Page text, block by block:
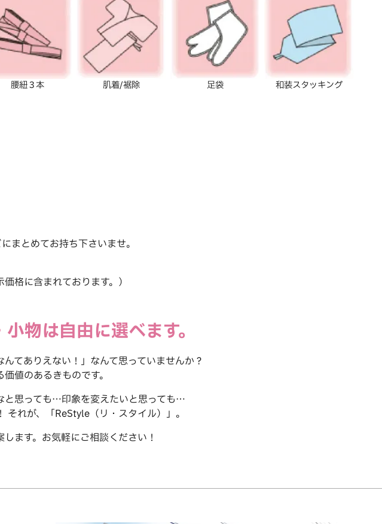
腰紐３本 肌着/裾除 足袋 和装スタッキング
まとめてお持ち下さいませ。
格に含まれております。）
物は自由に選べます。
てありえない！」なんて思っていませんか？
値のあるきものです。
と思っても…印象を変えたいと思っても…
れが、「ReStyle（リ・スタイル）」。
ます。お気軽にご相談ください！